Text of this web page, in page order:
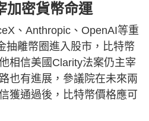
加密貨幣命運
、Anthropic、OpenAI等重
抽離幣圈進入股市，比特幣
相信美國Clarity法案仍主宰
也有進展，參議院在未來兩
獲通過後，比特幣價格應可